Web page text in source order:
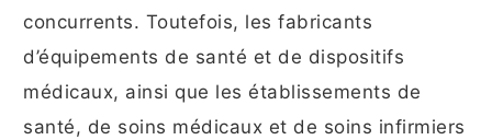
concurrents. Toutefois, les fabricants
d’équipements de santé et de dispositifs
médicaux, ainsi que les établissements de
santé, de soins médicaux et de soins infirmiers